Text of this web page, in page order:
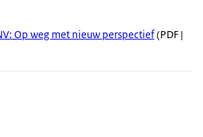
Op weg met nieuw perspectief(PDF |